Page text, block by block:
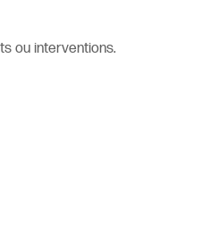
ou interventions.